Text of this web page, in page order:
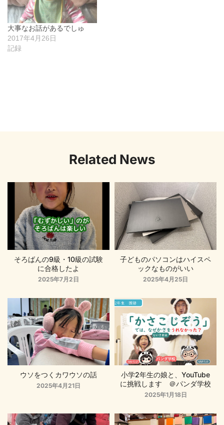
大事なお話があるでしゅ
2017年4月26日
記録
Related News
そろばんの9級・10級の試験
に合格したよ
2025年7月2日
子どものパソコンはハイスペ
ックなものがいい
2025年4月25日
ウソをつくカワウソの話
2025年4月21日
小学2年生の娘と、YouTube
に挑戦します ＠パンダ学校
2025年1月18日